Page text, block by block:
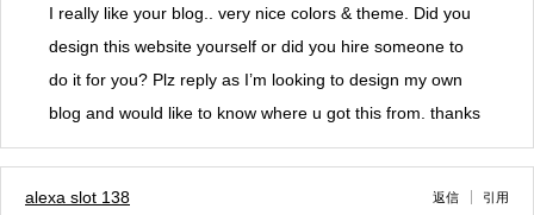
I really like your blog.. very nice colors & theme. Did you
design this website yourself or did you hire someone to
do it for you? Plz reply as I’m looking to design my own
blog and would like to know where u got this from. thanks
alexa slot 138 返信 引用